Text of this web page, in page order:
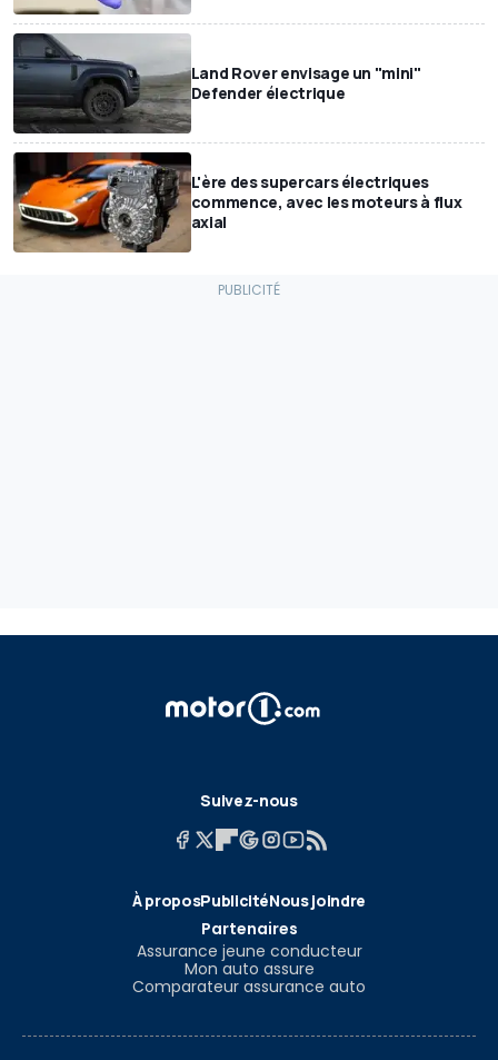
Land Rover envisage un "mini"
Defender électrique
L'ère des supercars électriques
commence, avec les moteurs à flux
axial
Suivez-nous
À proposPublicitéNous joindre
Partenaires
Assurance jeune conducteur
Mon auto assure
Comparateur assurance auto